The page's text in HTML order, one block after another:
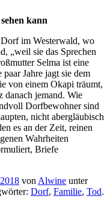
kann
im Westerwald, wo
„weil sie das Sprechen
Selma ist eine
Jahre jagt sie dem
von einem Okapi träumt,
danach jemand. Wie
Dorfbewohner sind
nicht abergläubisch
es an der Zeit, reinen
Wahrheiten
Briefe
von Alwine unter
Dorf, Familie, Tod.